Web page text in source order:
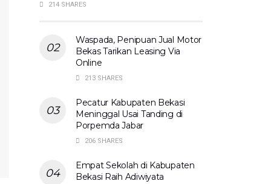
214 SHARES
Waspada, Penipuan Jual Motor
Bekas Tarikan Leasing Via
Online
213 SHARES
Pecatur Kabupaten Bekasi
Meninggal Usai Tanding di
Porpemda Jabar
206 SHARES
Empat Sekolah di Kabupaten
Bekasi Raih Adiwiyata